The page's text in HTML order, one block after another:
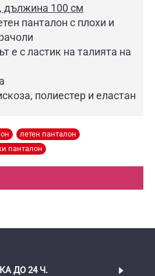
дължина 100 см
панталон с плохи и
е с ластик на талията на
полиестер и еластан
летен панталон
панталон
ДО 24 Ч.